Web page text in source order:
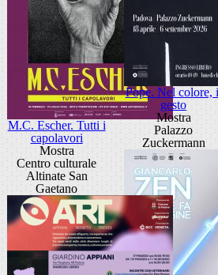
M.C. Escher. Tutti i
capolavori
Mostra
Centro culturale
Altinate San
Gaetano
Pope. Nel colore,
gesto
Mostra
Palazzo
Zuckermann